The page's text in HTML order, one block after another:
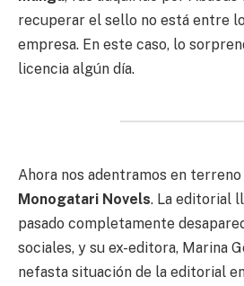
recuperar el sello no está entre
empresa. En este caso, lo
licencia algún día.
Ahora nos adentramos en
Monogatari Novels. La editorial
pasado completamente
sociales, y su ex-editora, Marina
nefasta situación de la editorial